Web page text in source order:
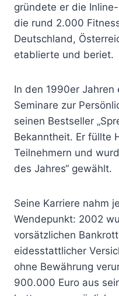
gründete er die
die rund 2.000
Deutschland,
etablierte und beriet.
In den 1990er Jahren
Seminare zur
seinen Bestseller
Bekanntheit. Er füllte
Teilnehmern und
des Jahres“ gewählt.
Seine Karriere nahm
Wendepunkt: 2002
vorsätzlichen
eidesstattlicher
ohne Bewährung
900.000 Euro aus